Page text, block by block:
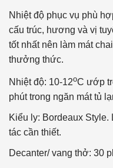
Nhiệt độ phục vụ phù
cấu trúc, hương và vị
tốt nhất nên làm mát
thưởng thức.
Nhiệt độ: 10-12oC ướp
phút trong ngăn mát tủ
Kiểu ly: Bordeaux
tác cần thiết.
Decanter/ vang thở: 30